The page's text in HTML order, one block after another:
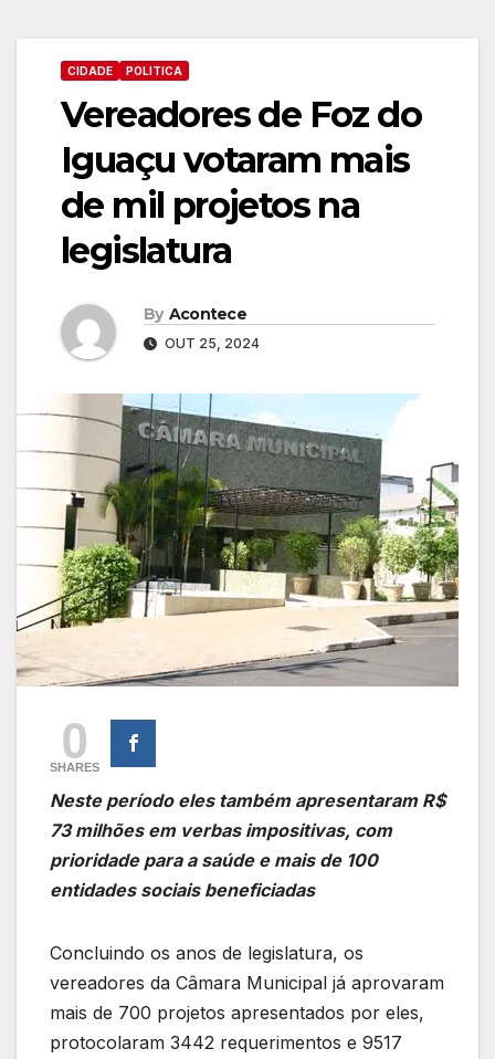
CIDADE POLITICA
Vereadores de Foz do
Iguaçu votaram mais
de mil projetos na
legislatura
By Acontece
OUT 25, 2024
0
SHARES
Neste período eles também apresentaram R$
73 milhões em verbas impositivas, com
prioridade para a saúde e mais de 100
entidades sociais beneficiadas
Concluindo os anos de legislatura, os
vereadores da Câmara Municipal já aprovaram
mais de 700 projetos apresentados por eles,
protocolaram 3442 requerimentos e 9517